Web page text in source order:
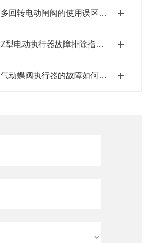
多回转电动闸阀的使用误区有几点
Z型电动执行器故障排除指南：确保设备高效运行
气动蝶阀执行器的故障如何排除